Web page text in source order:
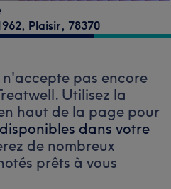
, Plaisir, 78370
n'accepte pas encore
Utilisez la
haut de la page pour
dans votre
de nombreux
prêts à vous